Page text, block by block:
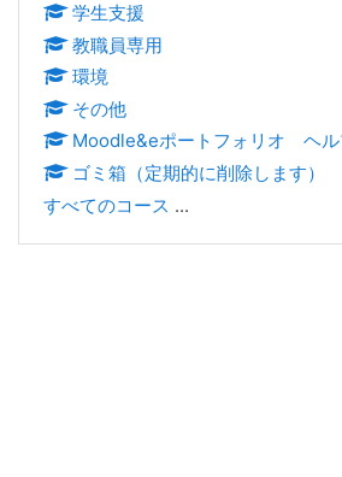
学生支援
教職員専用
環境
その他
Moodle&eポートフォリオ ヘル
ゴミ箱（定期的に削除します）
すべてのコース ...